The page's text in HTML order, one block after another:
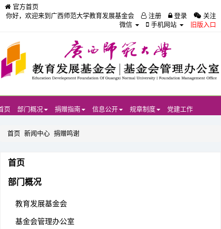
官方首页
你好，欢迎来到广西师范大学教育发展基金会
注册 登录
关注
微信
手机网站 旧版入口
页 部门概况 捐赠指南 信息公开 规章制度 党建工作
首页 新闻中心 捐赠鸣谢
首页
部门概况
教育发展基金会
基金会管理办公室